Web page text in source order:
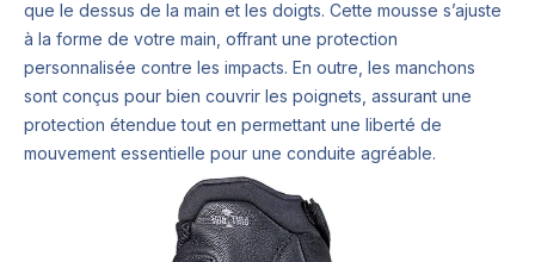
que le dessus de la main et les doigts. Cette mousse s’ajuste
à la forme de votre main, offrant une protection
personnalisée contre les impacts. En outre, les manchons
sont conçus pour bien couvrir les poignets, assurant une
protection étendue tout en permettant une liberté de
mouvement essentielle pour une conduite agréable.